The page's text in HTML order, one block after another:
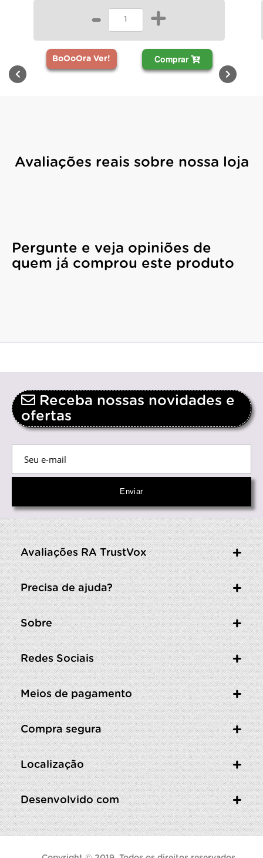
- +
BoOoOra Ver! Comprar
Avaliações reais sobre nossa loja
Pergunte e veja opiniões de
quem já comprou este produto
Receba nossas novidades e
ofertas
Avaliações RA TrustVox
Precisa de ajuda?
Sobre
Redes Sociais
Meios de pagamento
Compra segura
Localização
Desenvolvido com